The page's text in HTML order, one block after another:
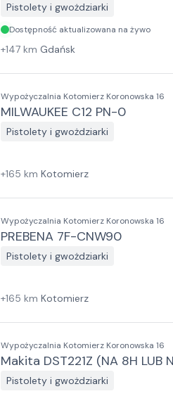
Pistolety i gwożdziarki
Dostępność aktualizowana na żywo
+147 km Gdańsk
Wypożyczalnia Kotomierz Koronowska 16
MILWAUKEE C12 PN-0
Pistolety i gwożdziarki
+165 km Kotomierz
Wypożyczalnia Kotomierz Koronowska 16
PREBENA 7F-CNW90
Pistolety i gwożdziarki
+165 km Kotomierz
Wypożyczalnia Kotomierz Koronowska 16
Makita DST221Z (NA 8H LUB
Pistolety i gwożdziarki